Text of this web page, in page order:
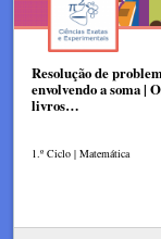
Resolução de
envolvendo a soma |
livros…
1.º Ciclo | Matemática